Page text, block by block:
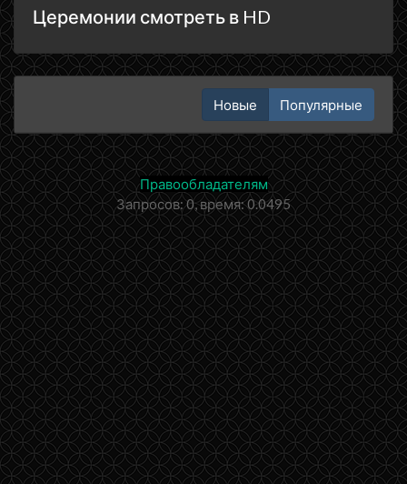
Церемонии смотреть в HD
Новые Популярные
Правообладателям
Запросов: 0, время: 0.0495